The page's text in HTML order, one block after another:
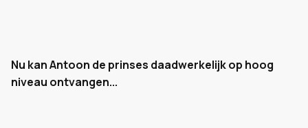
Nu kan Antoon de prinses daadwerkelijk op hoog
niveau ontvangen...